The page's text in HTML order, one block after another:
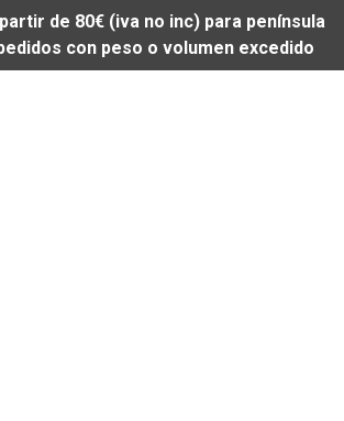
de 80€ (iva no inc) para península
con peso o volumen excedido